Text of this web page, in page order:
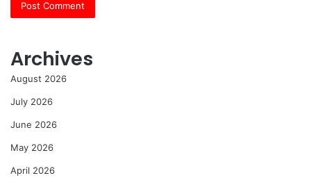
Archives
August 2026
July 2026
June 2026
May 2026
April 2026